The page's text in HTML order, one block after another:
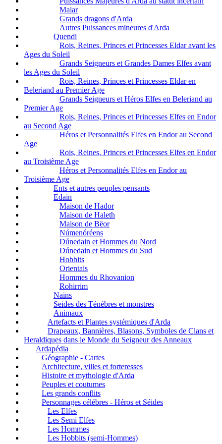
Maiar
Grands dragons d'Arda
Autres Puissances mineures d'Arda
Quendi
Rois, Reines, Princes et Princesses Eldar avant les
Ages du Soleil
Grands Seigneurs et Grandes Dames Elfes avant
les Ages du Soleil
Rois, Reines, Princes et Princesses Eldar en
Beleriand au Premier Age
Grands Seigneurs et Héros Elfes en Beleriand au
Premier Age
Rois, Reines, Princes et Princesses Elfes en Endor
au Second Age
Héros et Personnalités Elfes en Endor au Second
Age
Rois, Reines, Princes et Princesses Elfes en Endor
au Troisième Age
Héros et Personnalités Elfes en Endor au
Troisième Age
Ents et autres peuples pensants
Edain
Maison de Hador
Maison de Haleth
Maison de Bëor
Númenóréens
Dúnedain et Hommes du Nord
Dúnedain et Hommes du Sud
Hobbits
Orientais
Hommes du Rhovanion
Rohirrim
Nains
Seides des Ténébres et monstres
Animaux
Artefacts et Plantes systémiques d'Arda
Drapeaux, Bannières, Blasons, Symboles de Clans et
Heraldiques dans le Monde du Seigneur des Anneaux
Ardapédia
Géographie - Cartes
Architecture, villes et forteresses
Histoire et mythologie d'Arda
Peuples et coutumes
Les grands conflits
Personnages célébres - Héros et Séides
Les Elfes
Les Semi Elfes
Les Hommes
Les Hobbits (semi-Hommes)